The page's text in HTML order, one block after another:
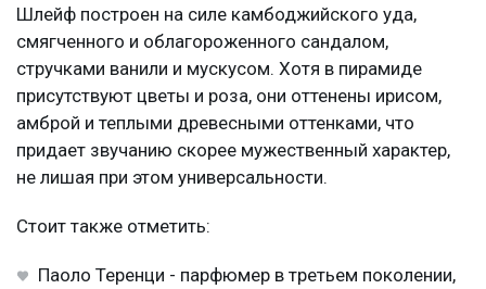
Шлейф построен на силе камбоджийского уда,
смягченного и облагороженного сандалом,
стручками ванили и мускусом. Хотя в пирамиде
присутствуют цветы и роза, они оттенены ирисом,
амброй и теплыми древесными оттенками, что
придает звучанию скорее мужественный характер,
не лишая при этом универсальности.
Стоит также отметить:
Паоло Теренци - парфюмер в третьем поколении,